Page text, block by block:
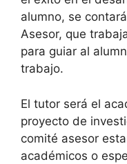
alumno, se
Asesor, que
para guiar al
trabajo.
El tutor será el
proyecto de
comité asesor
académicos o